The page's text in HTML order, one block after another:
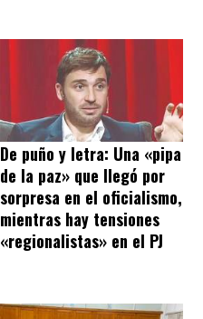
De puño y letra: Una «pipa
de la paz» que llegó por
sorpresa en el oficialismo,
mientras hay tensiones
«regionalistas» en el PJ